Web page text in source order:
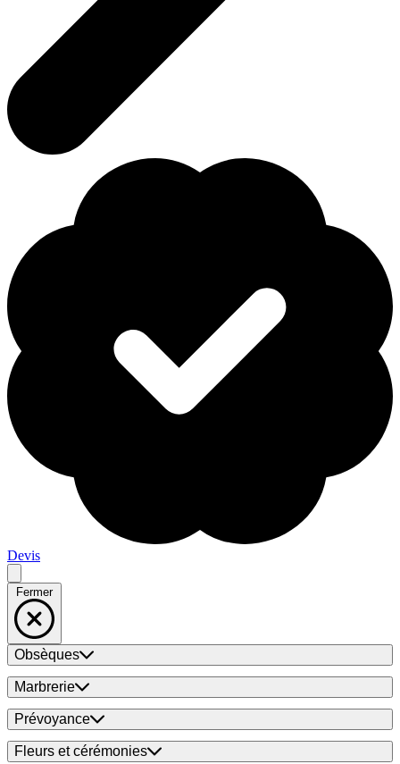
Devis
Fermer
Obsèques
Marbrerie
Prévoyance
Fleurs et cérémonies